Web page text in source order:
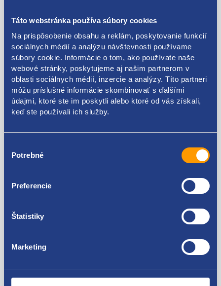
Táto webstránka používa súbory cookies
Na prispôsobenie obsahu a reklám, poskytovanie funkcií
sociálnych médií a analýzu návštevnosti používame
súbory cookie. Informácie o tom, ako používate naše
webové stránky, poskytujeme aj našim partnerom v
oblasti sociálnych médií, inzercie a analýzy. Títo partneri
môžu príslušné informácie skombinovať s ďalšími
údajmi, ktoré ste im poskytli alebo ktoré od vás získali,
keď ste používali ich služby.
súhlasu
Potrebné
Preferencie
Štatistiky
Marketing
Kódy produktov
9330VT
Použiteľné pre vozidlá
Fiat Ulysse 2002 - 2011
Citroen C8
Peugeot 807